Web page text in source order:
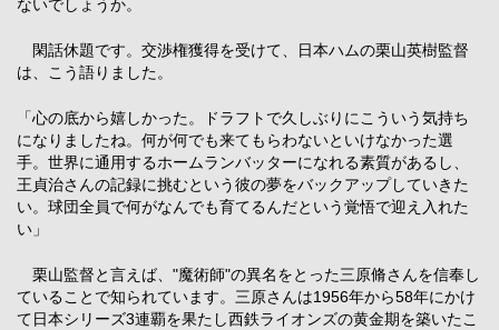
ないでしょうか。
閑話休題です。交渉権獲得を受けて、日本ハムの栗山英樹監督
は、こう語りました。
「心の底から嬉しかった。ドラフトで久しぶりにこういう気持ち
になりましたね。何が何でも来てもらわないといけなかった選
手。世界に通用するホームランバッターになれる素質があるし、
王貞治さんの記録に挑むという彼の夢をバックアップしていきた
い。球団全員で何がなんでも育てるんだという覚悟で迎え入れた
い」
栗山監督と言えば、"魔術師"の異名をとった三原脩さんを信奉し
ていることで知られています。三原さんは1956年から58年にかけ
て日本シリーズ3連覇を果たし西鉄ライオンズの黄金期を築いたこ